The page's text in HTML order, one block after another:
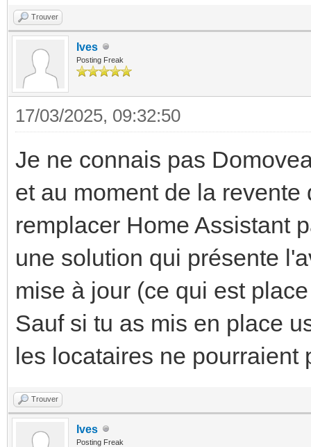
Trouver
Ives
Posting Freak
17/03/2025, 09:32:50
Je ne connais pas
et au moment de la
remplacer Home Assistant
une solution qui présente
mise à jour (ce qui est
Sauf si tu as mis en place
les locataires ne pourraient
Trouver
Ives
Posting Freak